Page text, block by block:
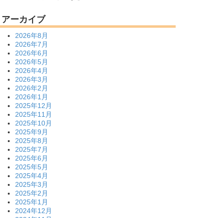
アーカイブ
2026年8月
2026年7月
2026年6月
2026年5月
2026年4月
2026年3月
2026年2月
2026年1月
2025年12月
2025年11月
2025年10月
2025年9月
2025年8月
2025年7月
2025年6月
2025年5月
2025年4月
2025年3月
2025年2月
2025年1月
2024年12月